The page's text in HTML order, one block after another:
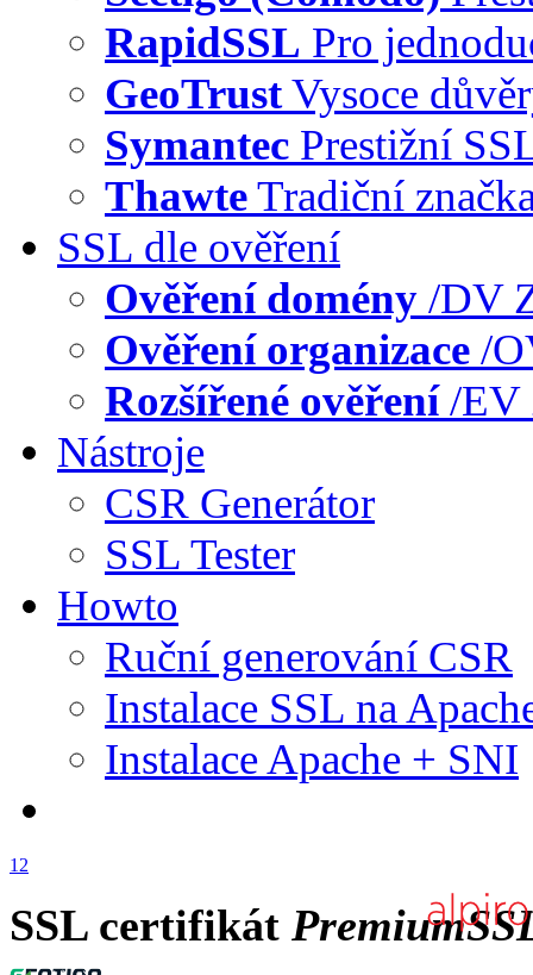
RapidSSL Pro
GeoTrustVysoce
Symantec Prestižní
ThawteTradiční
SSL dle ověření
Ověření domény /DV
Ověření organizace /
Rozšířené ověření/EV
Nástroje
CSR Generátor
SSL Tester
Howto
Ruční generování CSR
Instalace SSL na
Instalace Apache + SNI
1 2
SSL certifikát